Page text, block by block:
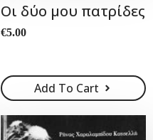
Οι δύο μου πατρίδες
€5.00
Add To Cart